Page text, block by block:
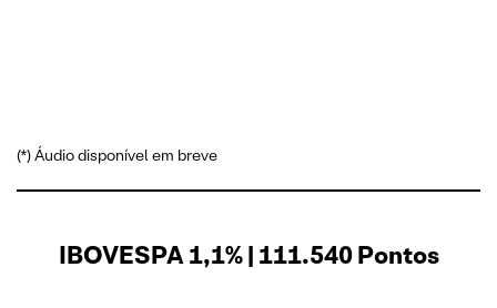
(*) Áudio disponível em breve
IBOVESPA 1,1% | 111.540 Pontos